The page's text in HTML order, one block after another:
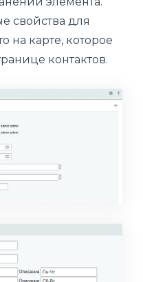
свойства для
на карте, которое
контактов.